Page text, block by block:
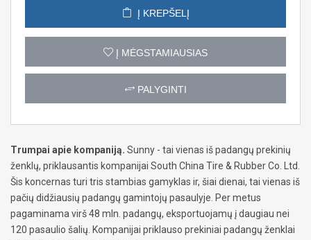
Į KREPŠELĮ
Į MĖGSTAMIAUSIAS
PALYGINTI
Trumpai apie kompaniją. Sunny - tai vienas iš padangų prekinių
ženklų, priklausantis kompanijai South China Tire & Rubber Co. Ltd.
Šis koncernas turi tris stambias gamyklas ir, šiai dienai, tai vienas iš
pačių didžiausių padangų gamintojų pasaulyje. Per metus
pagaminama virš 48 mln. padangų, eksportuojamų į daugiau nei
120 pasaulio šalių. Kompanijai priklauso prekiniai padangų ženklai